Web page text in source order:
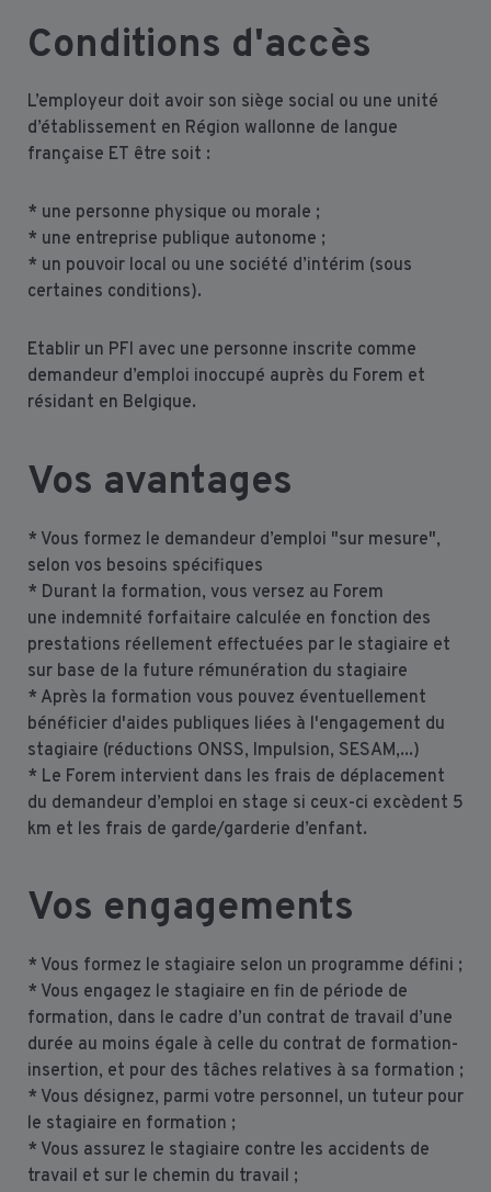
Conditions d'accès
L’employeur doit avoir son siège social ou une unité
d’établissement en Région wallonne de langue
française ET être soit :
* une personne physique ou morale ;
* une entreprise publique autonome ;
* un pouvoir local ou une société d’intérim (sous
certaines conditions).
Etablir un PFI avec une personne inscrite comme
demandeur d’emploi inoccupé auprès du Forem et
résidant en Belgique.
Vos avantages
* Vous formez le demandeur d’emploi "sur mesure",
selon vos besoins spécifiques
* Durant la formation, vous versez au Forem
une indemnité forfaitaire calculée en fonction des
prestations réellement effectuées par le stagiaire et
sur base de la future rémunération du stagiaire
* Après la formation vous pouvez éventuellement
bénéficier d'aides publiques liées à l'engagement du
stagiaire (réductions ONSS, Impulsion, SESAM,...)
* Le Forem intervient dans les frais de déplacement
du demandeur d’emploi en stage si ceux-ci excèdent 5
km et les frais de garde/garderie d’enfant.
Vos engagements
* Vous formez le stagiaire selon un programme défini ;
* Vous engagez le stagiaire en fin de période de
formation, dans le cadre d’un contrat de travail d’une
durée au moins égale à celle du contrat de formation-
insertion, et pour des tâches relatives à sa formation ;
* Vous désignez, parmi votre personnel, un tuteur pour
le stagiaire en formation ;
* Vous assurez le stagiaire contre les accidents de
travail et sur le chemin du travail ;